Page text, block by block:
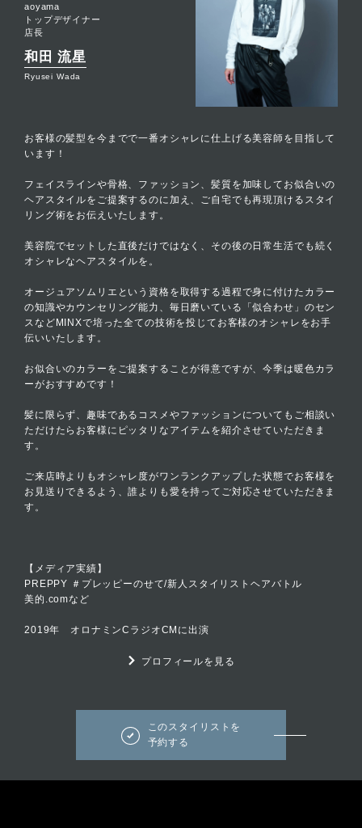
aoyama
トップデザイナー
店長
和田 流星
Ryusei Wada
お客様の髪型を今までで一番オシャレに仕上げる美容師を目指して
います！
フェイスラインや骨格、ファッション、髪質を加味してお似合いの
ヘアスタイルをご提案するのに加え、ご自宅でも再現頂けるスタイ
リング術をお伝えいたします。
美容院でセットした直後だけではなく、その後の日常生活でも続く
オシャレなヘアスタイルを。
オージュアソムリエという資格を取得する過程で身に付けたカラー
の知識やカウンセリング能力、毎日磨いている「似合わせ」のセン
スなどMINXで培った全ての技術を投じてお客様のオシャレをお手
伝いいたします。
お似合いのカラーをご提案することが得意ですが、今季は暖色カラ
ーがおすすめです！
髪に限らず、趣味であるコスメやファッションについてもご相談い
ただけたらお客様にピッタリなアイテムを紹介させていただきま
す。
ご来店時よりもオシャレ度がワンランクアップした状態でお客様を
お見送りできるよう、誰よりも愛を持ってご対応させていただきま
す。
【メディア実績】
PREPPY ＃プレッピーのせて/新人スタイリストヘアバトル
美的.comなど
2019年 オロナミンCラジオCMに出演
プロフィールを見る
このスタイリストを
予約する